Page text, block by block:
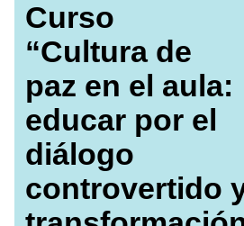
Curso
“Cultura de
paz en el aula:
educar por el
diálogo
controvertido